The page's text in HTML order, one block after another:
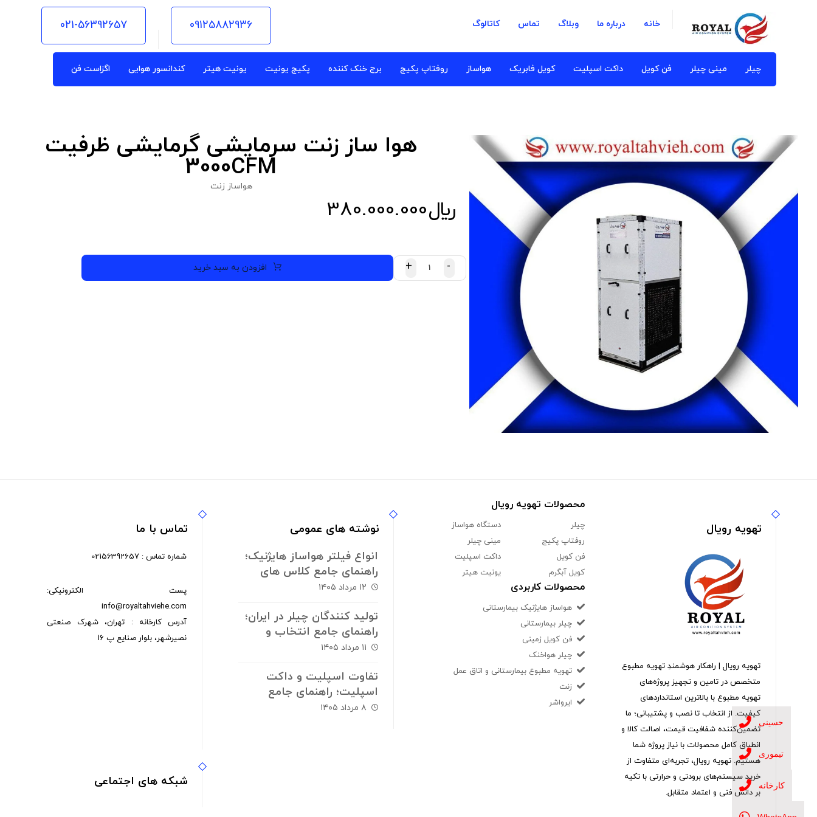
خانه درباره ما وبلاگ تماس کاتالوگ 021-56392657 09125882936
چیلر مینی چیلر فن کویل داکت اسپلیت کویل فابریک هواساز روفتاپ پکیج برج خنک کننده پکیج یونیت یونیت هیتر کندانسور هوایی اگزاست فن
هوا ساز زنت سرمایشی گرمایشی ظرفیت
3000CFM
هواساز زنت
﷼380.000.000
-
+ افزودن به سبد خرید
تهویه رویال
تهویه رویال | راهکار هوشمندِ تهویه مطبوع
متخصص در تامین و تجهیز پروژه‌های
تهویه مطبوع با بالاترین استانداردهای
کیفیت. از انتخاب تا نصب و پشتیبانی؛ ما
تضمین‌کننده شفافیت قیمت، اصالت کالا و
انطباق کامل محصولات با نیاز پروژه شما
هستیم. تهویه رویال، تجربه‌ای متفاوت از
خرید سیستم‌های برودتی و حرارتی با تکیه
بر دانش فنی و اعتماد متقابل.
محصولات تهویه رویال
چیلر
دستگاه هواساز
روفتاپ پکیج
مینی چیلر
فن کویل
داکت اسپلیت
کویل آبگرم
یونیت هیتر
محصولات کاربردی
هواساز هایژنیک بیمارستانی
چیلر بیمارستانی
فن کویل زمینی
چیلر هواخنک
تهویه مطبوع بیمارستانی و اتاق عمل
زنت
ایرواشر
نوشته های عمومی
انواع فیلتر هواساز هایژنیک؛
راهنمای جامع کلاس های
پاکی و استانداردهای
۱۲ مرداد ۱۴۰۵
تولید کنندگان چیلر در ایران؛
راهنمای جامع انتخاب و
ارزیابی سازندگان سیستم
۱۱ مرداد ۱۴۰۵
تفاوت اسپلیت و داکت
اسپلیت؛ راهنمای جامع
انتخاب سیستم سرمایش و
۸ مرداد ۱۴۰۵
تماس با ما
شماره تماس : 02156392657
پست الکترونیکی:
info@royaltahviehe.com
آدرس کارخانه : تهران، شهرک صنعتی
نصیرشهر، بلوار صنایع پ 16
شبکه های اجتماعی
حسینی
تیموری
کارخانه